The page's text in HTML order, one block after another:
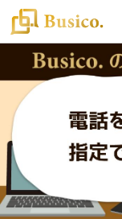
トップ
Busico.について
Busico.銀座
料金・サービス